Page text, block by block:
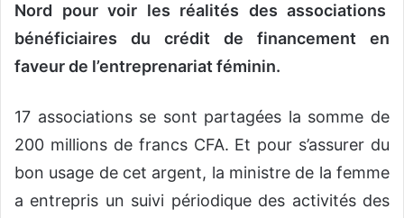
Nord pour voir les réalités des associations
bénéficiaires du crédit de financement en
faveur de l’entreprenariat féminin.
17 associations se sont partagées la somme de
200 millions de francs CFA. Et pour s’assurer du
bon usage de cet argent, la ministre de la femme
a entrepris un suivi périodique des activités des